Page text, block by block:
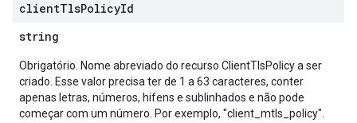
clientTlsPolicyId
string
Obrigatório. Nome abreviado do recurso ClientTlsPolicy a ser
criado. Esse valor precisa ter de 1 a 63 caracteres, conter
apenas letras, números, hifens e sublinhados e não pode
começar com um número. Por exemplo, "client_mtls_policy".